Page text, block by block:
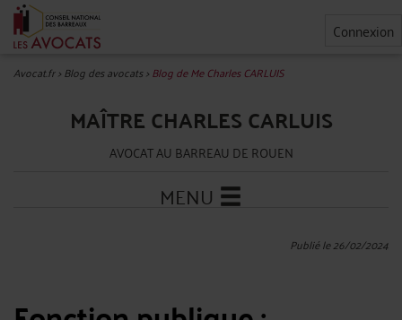
Connexion
Avocat.fr>Blog des avocats>Blog de Me Charles CARLUIS
MAÎTRE CHARLES CARLUIS
AVOCAT AU BARREAU DE ROUEN
MENU
Publié le 26/02/2024